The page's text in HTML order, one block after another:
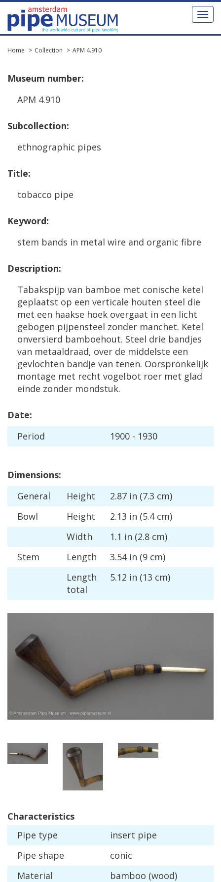
Toggle
Home Collection APM 4.910
Museum number:
APM 4.910
Subcollection:
ethnographic pipes
Title:
tobacco pipe
Keyword:
stem bands in metal wire and organic fibre
Description:
Tabakspijp van bamboe met conische ketel
geplaatst op een verticale houten steel die
met een haakse hoek overgaat in een licht
gebogen pijpensteel zonder manchet. Ketel
onversierd bamboehout. Steel drie bandjes
van metaaldraad, over de middelste een
gevlochten bandje van tenen. Oorspronkelijk
montage met recht vogelbot roer met glad
einde zonder mondstuk.
Date:
Period
1900 - 1930
Dimensions:
General
Height 2.87 in (7.3 cm)
Bowl
Height 2.13 in (5.4 cm)
Width
1.1 in (2.8 cm)
Stem
Length 3.54 in (9 cm)
Length
total
5.12 in (13 cm)
Characteristics
Pipe type insert pipe
Pipe shape
conic
Material
bamboo (wood)